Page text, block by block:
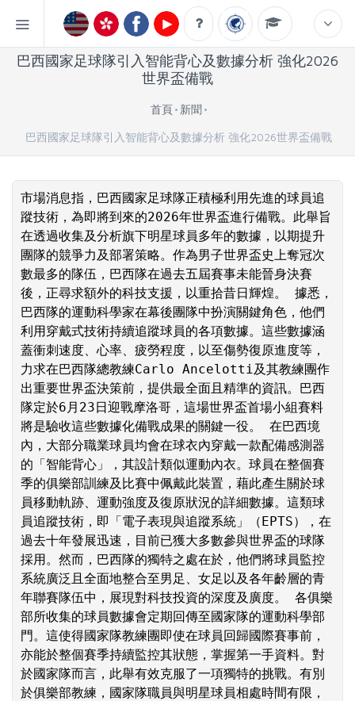
巴西國家足球隊引入智能背心及數據分析 強化2026
世界盃備戰
首頁 新聞
巴西國家足球隊引入智能背心及數據分析 強化2026世界盃備戰
市場消息指，巴西國家足球隊正積極利用先進的球員追
蹤技術，為即將到來的2026年世界盃進行備戰。此舉旨
在透過收集及分析旗下明星球員多年的數據，以期提升
團隊的競爭力及部署策略。作為男子世界盃史上奪冠次
數最多的隊伍，巴西隊在過去五屆賽事未能晉身決賽
後，正尋求額外的科技支援，以重拾昔日輝煌。 據悉，
巴西隊的運動科學家在幕後團隊中扮演關鍵角色，他們
利用穿戴式技術持續追蹤球員的各項數據。這些數據涵
蓋衝刺速度、心率、疲勞程度，以至傷勢復原進度等，
力求在巴西隊總教練Carlo Ancelotti及其教練團作
出重要世界盃決策前，提供最全面且精準的資訊。巴西
隊定於6月23日迎戰摩洛哥，這場世界盃首場小組賽料
將是驗收這些數據化備戰成果的關鍵一役。 在巴西境
內，大部分職業球員均會在球衣內穿戴一款配備感測器
的「智能背心」，其設計類似運動內衣。球員在整個賽
季的俱樂部訓練及比賽中佩戴此裝置，藉此產生關於球
員移動軌跡、運動強度及復原狀況的詳細數據。這類球
員追蹤技術，即「電子表現與追蹤系統」（EPTS），在
過去十年發展迅速，目前已獲大多數參與世界盃的球隊
採用。然而，巴西隊的獨特之處在於，他們將球員監控
系統廣泛且全面地整合至男足、女足以及各年齡層的青
年聯賽隊伍中，展現對科技投資的深度及廣度。 各俱樂
部所收集的球員數據會定期回傳至國家隊的運動科學部
門。這使得國家隊教練團即使在球員回歸國際賽事前，
亦能於整個賽季持續監控其狀態，掌握第一手資料。對
於國家隊而言，此舉有效克服了一項獨特的挑戰。有別
於俱樂部教練，國家隊職員與明星球員相處時間有限，